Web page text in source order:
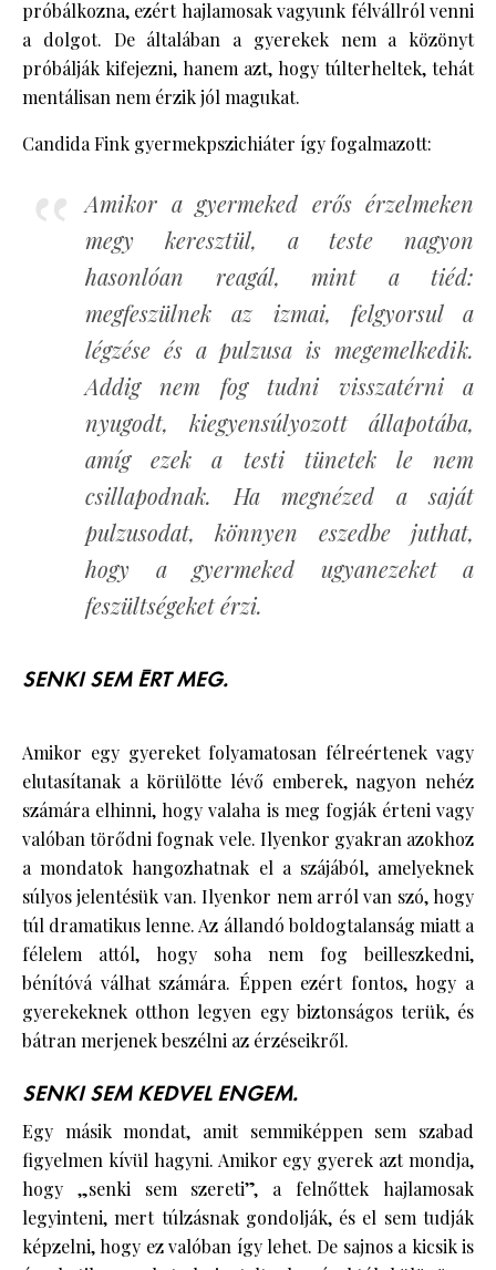
próbálkozna, ezért hajlamosak vagyunk félvállról venni
a dolgot. De általában a gyerekek nem a közönyt
próbálják kifejezni, hanem azt, hogy túlterheltek, tehát
mentálisan nem érzik jól magukat.
Candida Fink gyermekpszichiáter így fogalmazott:
Amikor a gyermeked erős érzelmeken
megy keresztül, a teste nagyon
hasonlóan reagál, mint a tiéd:
megfeszülnek az izmai, felgyorsul a
légzése és a pulzusa is megemelkedik.
Addig nem fog tudni visszatérni a
nyugodt, kiegyensúlyozott állapotába,
amíg ezek a testi tünetek le nem
csillapodnak. Ha megnézed a saját
pulzusodat, könnyen eszedbe juthat,
hogy a gyermeked ugyanezeket a
feszültségeket érzi.
SENKI SEM ÉRT MEG.
Amikor egy gyereket folyamatosan félreértenek vagy
elutasítanak a körülötte lévő emberek, nagyon nehéz
számára elhinni, hogy valaha is meg fogják érteni vagy
valóban törődni fognak vele. Ilyenkor gyakran azokhoz
a mondatok hangozhatnak el a szájából, amelyeknek
súlyos jelentésük van. Ilyenkor nem arról van szó, hogy
túl dramatikus lenne. Az állandó boldogtalanság miatt a
félelem attól, hogy soha nem fog beilleszkedni,
bénítóvá válhat számára. Éppen ezért fontos, hogy a
gyerekeknek otthon legyen egy biztonságos terük, és
bátran merjenek beszélni az érzéseikről.
SENKI SEM KEDVEL ENGEM.
Egy másik mondat, amit semmiképpen sem szabad
figyelmen kívül hagyni. Amikor egy gyerek azt mondja,
hogy „senki sem szereti”, a felnőttek hajlamosak
legyinteni, mert túlzásnak gondolják, és el sem tudják
képzelni, hogy ez valóban így lehet. De sajnos a kicsik is